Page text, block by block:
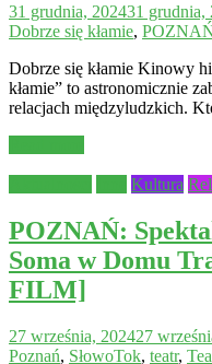
31 grudnia, 202431 grudnia,
Dobrze się kłamie,
Dobrze się kłamie Kinowy
kłamie” to astronomicznie
relacjach międzyludzkich.
Kultura
POZNAŃ:
Soma w Domu
FILM]
27 września, 202427
Poznań, SłowoTok, teatr,